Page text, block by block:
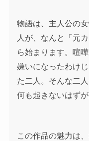
物語は、主人公の
人が、なんと「元
ら始まります。喧
嫌いになったわけ
た二人。そんな二
何も起きないはず
この作品の魅力は